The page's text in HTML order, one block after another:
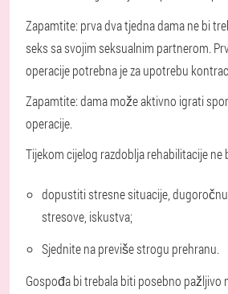
Zapamtite: prva dva tjedna dama ne bi
seks sa svojim seksualnim partnerom.
operacije potrebna je za upotrebu
Zapamtite: dama može aktivno igrati
operacije.
Tijekom cijelog razdoblja rehabilitacije ne
dopustiti stresne situacije,
stresove, iskustva;
Sjednite na previše strogu prehranu.
Gospođa bi trebala biti posebno pažljivo